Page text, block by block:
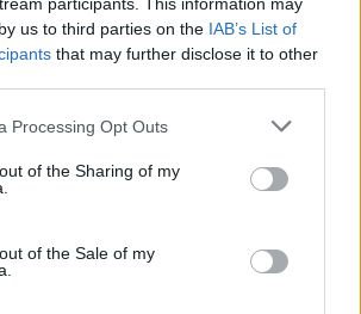
us to third parties on the IAB’s List of
that may further disclose it to other
Processing Opt Outs
of the Sharing of my
of the Sale of my
után
mérleggel várják a koronavírus-válság